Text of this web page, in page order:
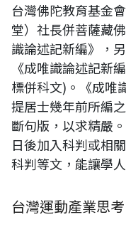
台灣佛陀教育基金
堂）社長併菩薩藏
識論述記新編》，
《成唯識論述記新
標併科文)。《成唯
提居士幾年前所編
斷句版，以求精嚴
日後加入科判或相
科判等文，能讓學
台灣運動產業思考